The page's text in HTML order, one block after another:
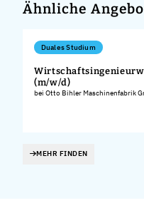
Ähnliche
Duales Studium
(m/w/d)
bei Otto Bihler Maschinenfabrik
MEHR FINDEN